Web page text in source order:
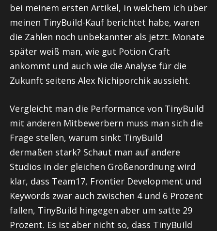
bei meinem ersten Artikel, in welchem ich über
meinen TinyBuild-Kauf berichtet habe, waren
die Zahlen noch unbekannter als jetzt. Monate
später weiß man, wie gut Potion Craft
ankommt und auch wie die Analyse für die
Zukunft seitens Alex Nichiporchik aussieht.
Vergleicht man die Performance von TinyBuild
mit anderen Mitbewerbern muss man sich die
Frage stellen, warum sinkt TinyBuild
dermaßen stark? Schaut man auf andere
Studios in der gleichen Größenordnung wird
klar, dass Team17, Frontier Development und
Keywords zwar auch zwischen 4 und 6 Prozent
fallen, TinyBuild hingegen aber um satte 29
Prozent. Es ist aber nicht so, dass TinyBuild